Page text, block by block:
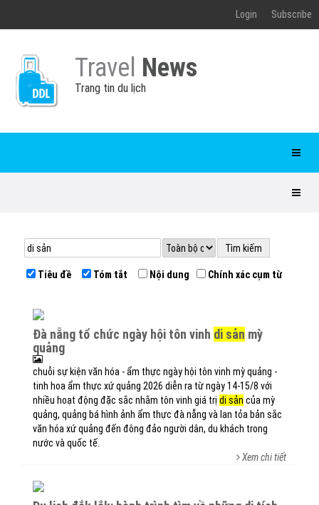
Login Subscribe
Travel News
Trang tin du lịch
Tiêu đề Tóm tắt Nội dung Chính xác cụm từ
đà nẵng tổ chức ngày hội tôn vinh di sản mỳ
quảng
chuỗi sự kiện văn hóa - ẩm thực ngày hội tôn vinh mỳ quảng -
tinh hoa ẩm thực xứ quảng 2026 diễn ra từ ngày 14-15/8 với
nhiều hoạt động đặc sắc nhằm tôn vinh giá trị di sản của mỳ
quảng, quảng bá hình ảnh ẩm thực đà nẵng và lan tỏa bản sắc
văn hóa xứ quảng đến đông đảo người dân, du khách trong
nước và quốc tế.
Xem chi tiết